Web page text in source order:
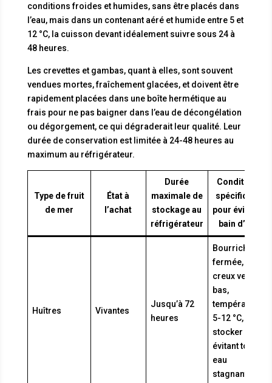
conditions froides et humides, sans être placés dans
l’eau, mais dans un contenant aéré et humide entre 5 et
12 °C, la cuisson devant idéalement suivre sous 24 à
48 heures.
Les crevettes et gambas, quant à elles, sont souvent
vendues mortes, fraîchement glacées, et doivent être
rapidement placées dans une boîte hermétique au
frais pour ne pas baigner dans l’eau de décongélation
ou dégorgement, ce qui dégraderait leur qualité. Leur
durée de conservation est limitée à 24-48 heures au
maximum au réfrigérateur.
Type de fruit
de mer
État à
l’achat
Durée
maximale de
stockage au
réfrigérateur
Conditions
spécifiques
pour éviter le
bain d’eau
Huîtres Vivantes
Jusqu’à 72
heures
Bourriche
fermée, côté
creux vers le
bas,
température
5-12 °C,
stocker en
évitant toute
eau
stagnante